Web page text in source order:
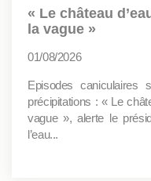
« Le château
la vague »
01/08/2026
Episodes caniculaires
précipitations : « Le
vague », alerte le
l’eau...